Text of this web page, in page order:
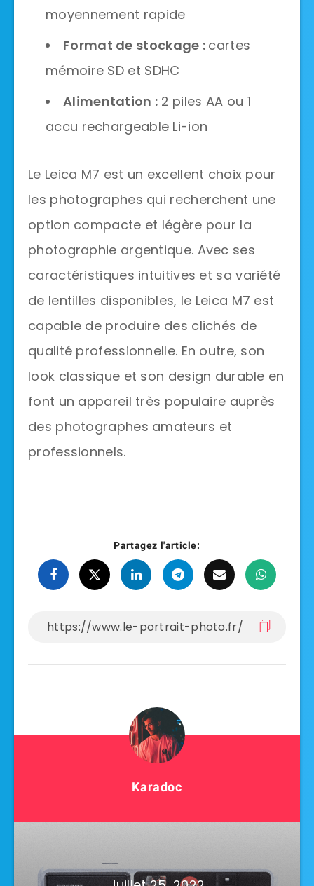
moyennement rapide
Format de stockage : cartes
mémoire SD et SDHC
Alimentation : 2 piles AA ou 1
accu rechargeable Li-ion
Le Leica M7 est un excellent choix pour
les photographes qui recherchent une
option compacte et légère pour la
photographie argentique. Avec ses
caractéristiques intuitives et sa variété
de lentilles disponibles, le Leica M7 est
capable de produire des clichés de
qualité professionnelle. En outre, son
look classique et son design durable en
font un appareil très populaire auprès
des photographes amateurs et
professionnels.
Partagez l'article:
Karadoc